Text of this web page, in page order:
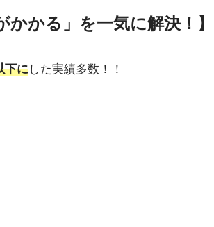
かかる」を一気に解決！】
下にした実績多数！！